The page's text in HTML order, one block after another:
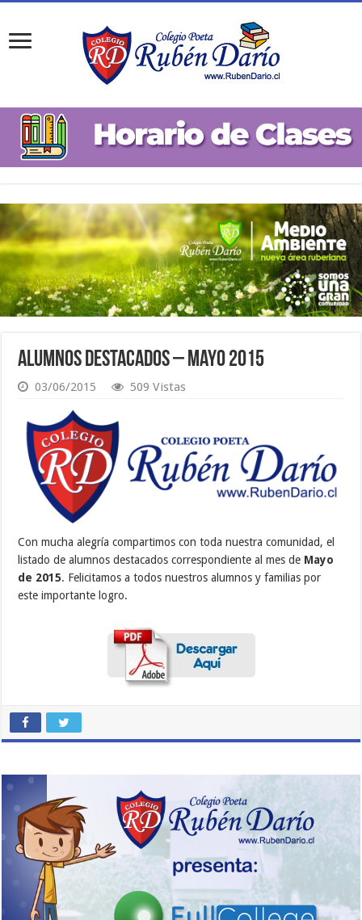
Alumnos Destacados – Mayo 2015
03/06/2015 509 Vistas
Con mucha alegría compartimos con toda nuestra comunidad, el
listado de alumnos destacados correspondiente al mes de Mayo
de 2015. Felicitamos a todos nuestros alumnos y familias por
este importante logro.